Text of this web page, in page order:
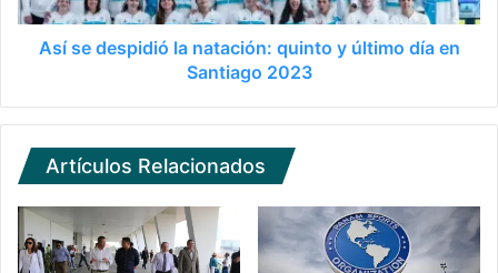
Así se despidió la natación: quinto y último día en
Santiago 2023
Artículos Relacionados